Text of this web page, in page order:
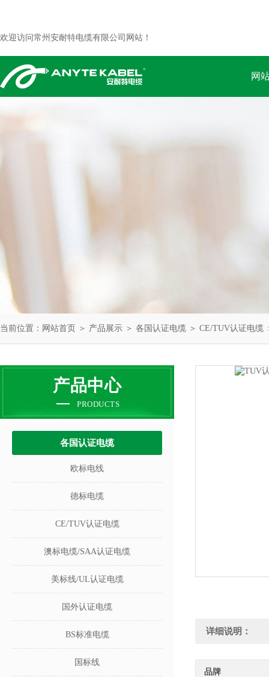
欢迎访问常州安耐特电缆有限公司网站！
网
当前位置： 网站首页 ＞ 产品展示 ＞ 各国认证电缆 ＞ CE/TUV认证电缆
产品中心
PRODUCTS
各国认证电缆
欧标电线
德标电缆
CE/TUV认证电缆
澳标电缆/SAA认证电缆
美标线/UL认证电缆
国外认证电缆
BS标准电缆
国标线
详细说明：
品牌